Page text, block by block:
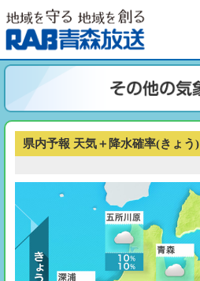
県内予報 天気＋降水確率(きょう)